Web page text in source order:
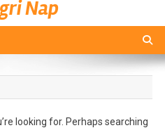
Nap
looking for. Perhaps searching